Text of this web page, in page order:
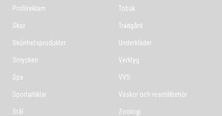
Profilreklam
Skor
Skönhetsprodukter
Smycken
Spa
Sportartiklar
Stål
Tobak
Trädgård
Underkläder
Verktyg
VVS
Väskor och resetillbehör
Zoologi